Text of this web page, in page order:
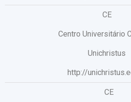
CE
Centro Universitário
Unichristus
http://
CE